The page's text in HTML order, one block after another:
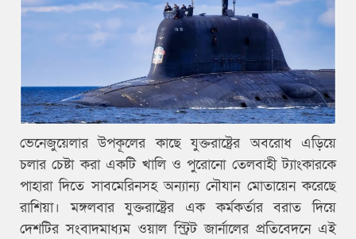
ভেনেজুয়েলার উপকূলের কাছে যুক্তরাষ্ট্রের অবরোধ এড়িয়ে
চলার চেষ্টা করা একটি খালি ও পুরোনো তেলবাহী ট্যাংকারকে
পাহারা দিতে সাবমেরিনসহ অন্যান্য নৌযান মোতায়েন করেছে
রাশিয়া। মঙ্গলবার যুক্তরাষ্ট্রের এক কর্মকর্তার বরাত দিয়ে
দেশটির সংবাদমাধ্যম ওয়াল স্ট্রিট জার্নালের প্রতিবেদনে এই